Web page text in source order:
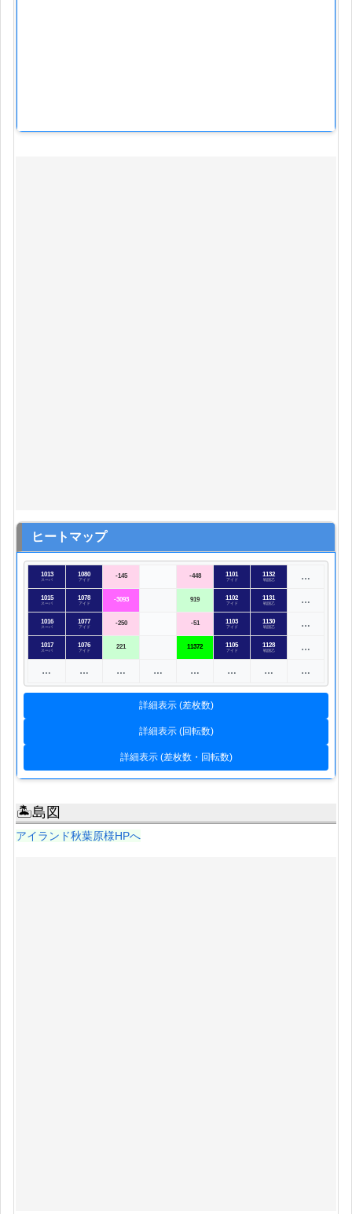
ヒートマップ
1013
スーパ
1080
アイド -145 -448 1101
アイド
1132
戦国乙 …
1015
スーパ
1078
アイド -3093 919 1102
アイド
1131
戦国乙 …
1016
スーパ
1077
アイド -250 -51 1103
アイド
1130
戦国乙 …
1017
スーパ
1076
アイド 221 11372 1105
アイド
1128
戦国乙 …
… … … … … … … …
詳細表示 (差枚数)
詳細表示 (回転数)
詳細表示 (差枚数・回転数)
🏝島図
アイランド秋葉原様HPへ